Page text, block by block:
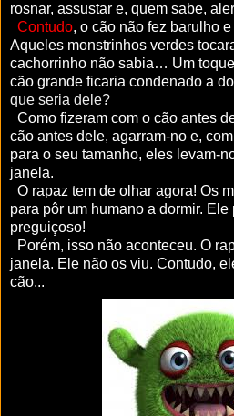
rosnar, assustar e, quem sabe,
Contudo, o cão não fez barulho e
Aqueles monstrinhos verdes
cachorrinho não sabia… Um
cão grande ficaria condenado a
que seria dele?
Como fizeram com o cão antes
cão antes dele, agarram-no e,
para o seu tamanho, eles levam-
janela.
O rapaz tem de olhar agora! Os
para pôr um humano a dormir.
preguiçoso!
Porém, isso não aconteceu. O
janela. Ele não os viu. Contudo,
cão...